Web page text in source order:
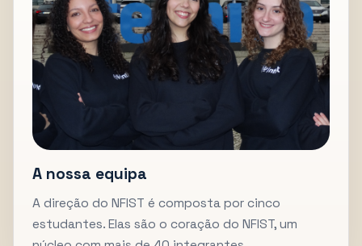
A nossa equipa
A direção do NFIST é composta por cinco
estudantes. Elas são o coração do NFIST, um